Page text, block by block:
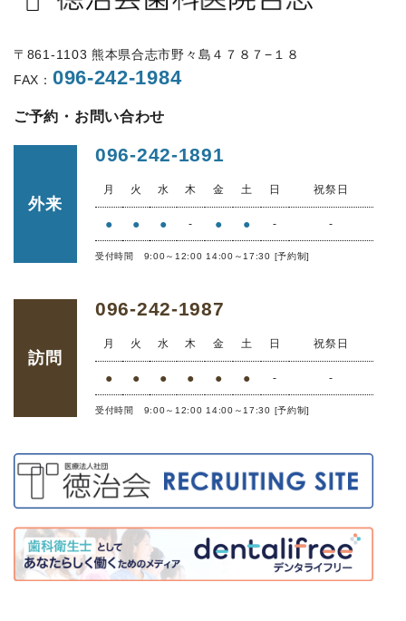
〒861-1103 熊本県合志市野々島４７８７−１８
FAX： 096-242-1984
ご予約・お問い合わせ
外来
096-242-1891
月 火 水 木 金 土 日 祝祭日
● ● ● - ● ● - -
受付時間 9:00～12:00 14:00～17:30 [予約制]
訪問
096-242-1987
月 火 水 木 金 土 日 祝祭日
● ● ● ● ● ● - -
受付時間 9:00～12:00 14:00～17:30 [予約制]